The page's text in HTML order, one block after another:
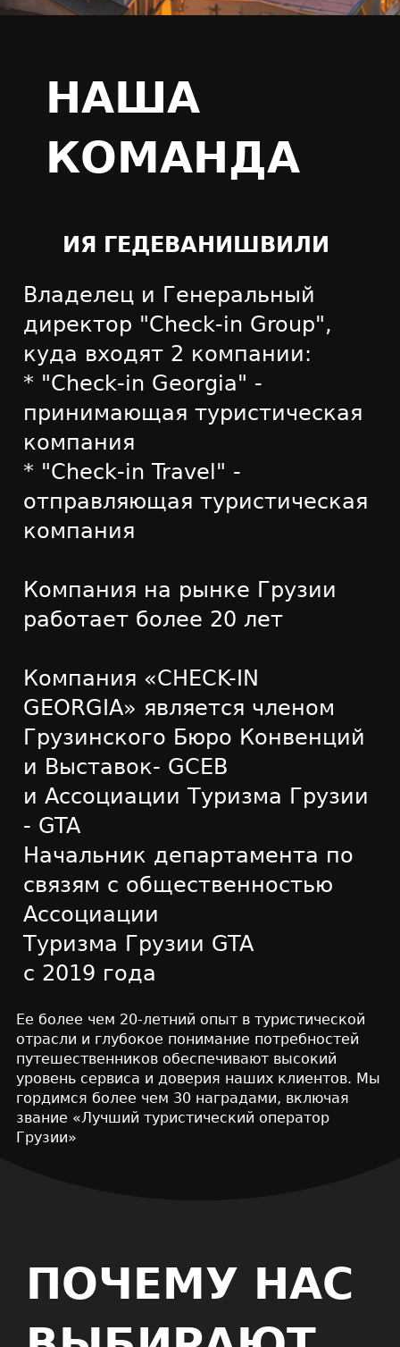
НАША
КОМАНДА
ИЯ ГЕДЕВАНИШВИЛИ
Владелец и Генеральный
директор "Check-in Group",
куда входят 2 компании:
* "Check-in Georgia" -
принимающая туристическая
компания
* "Check-in Travel" -
отправляющая туристическая
компания
Компания на рынке Грузии
работает более 20 лет
Компания «CHECK-IN
GEORGIA» является членом
Грузинского Бюро Конвенций
и Выставок- GCEB
и Ассоциации Туризма Грузии
- GTA
Начальник департамента по
связям с общественностью
Ассоциации
Туризма Грузии GTA
с 2019 года
Ее более чем 20-летний опыт в туристической
отрасли и глубокое понимание потребностей
путешественников обеспечивают высокий
уровень сервиса и доверия наших клиентов. Мы
гордимся более чем 30 наградами, включая
звание «Лучший туристический оператор
Грузии»
ПОЧЕМУ НАС